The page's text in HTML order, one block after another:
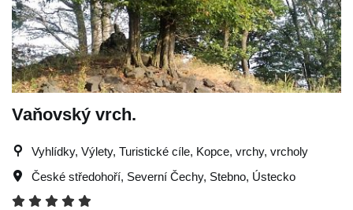
Vaňovský vrch.
Vyhlídky, Výlety, Turistické cíle, Kopce, vrchy, vrcholy
České středohoří, Severní Čechy, Stebno, Ústecko